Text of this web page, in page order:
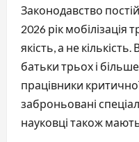
Законодавство
2026 рік мобілізація
якість, а не
батьки трьох і більше
працівники
заброньовані
науковці також мають